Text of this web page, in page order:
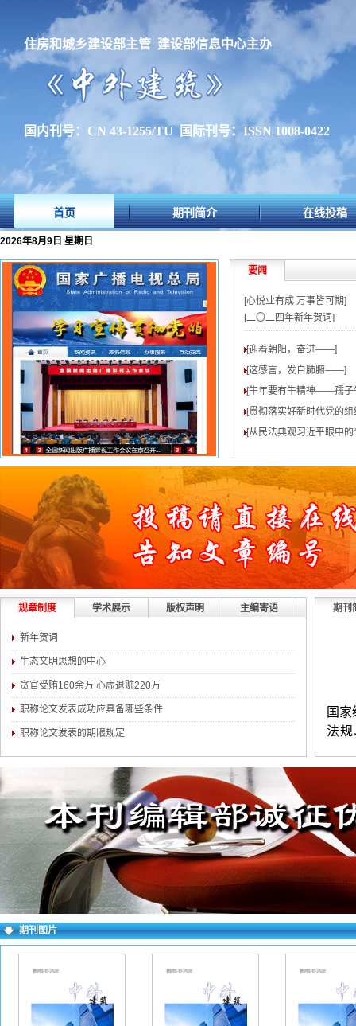
住房和城乡建设部主管 建设部信息中心主办
国内刊号：CN 43-1255/TU 国际刊号：ISSN 1008-0422
首页 期刊简介 在线投稿
2026年8月9日 星期日
要闻
[心悦业有成 万事皆可期]
[二〇二四年新年贺词]
[迎着朝阳，奋进——]
[这感言，发自肺腑——]
[牛年要有牛精神——孺子
[贯彻落实好新时代党的组
[从民法典观习近平眼中的
规章制度 学术展示 版权声明 主编寄语
新年贺词
生态文明思想的中心
贪官受贿160余万 心虚退赃220万
职称论文发表成功应具备哪些条件
职称论文发表的期限规定
期刊
国
法
国学
表的
位竞
晰，
者附
学
多
（
期刊图片